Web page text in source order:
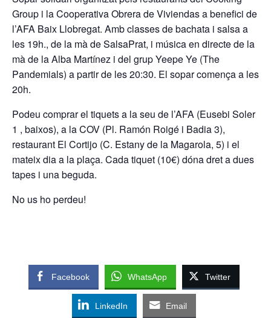
Group i la Cooperativa Obrera de Viviendas a benefici de
l’AFA Baix Llobregat. Amb classes de bachata i salsa a
les 19h., de la mà de SalsaPrat, i música en directe de la
mà de la Alba Martínez i del grup Yeepe Ye (The
Pandemials) a partir de les 20:30. El sopar comença a les
20h.
Podeu comprar el tiquets a la seu de l’AFA (Eusebi Soler
1 , baixos), a la COV (Pl. Ramón Roigé i Badia 3),
restaurant El Cortijo (C. Estany de la Magarola, 5) i el
mateix dia a la plaça. Cada tiquet (10€) dóna dret a dues
tapes i una beguda.
No us ho perdeu!
Facebook WhatsApp Twitter
LinkedIn Email